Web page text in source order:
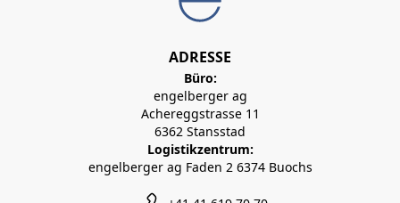
ADRESSE
Büro:
engelberger ag
Achereggstrasse 11
6362 Stansstad
Logistikzentrum:
engelberger ag Faden 2 6374 Buochs